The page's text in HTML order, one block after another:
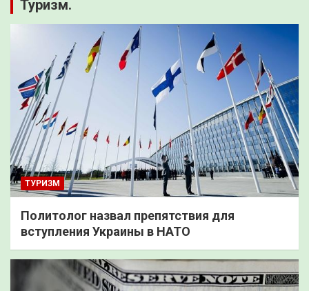
Туризм.
ТУРИЗМ
Политолог назвал препятствия для
вступления Украины в НАТО